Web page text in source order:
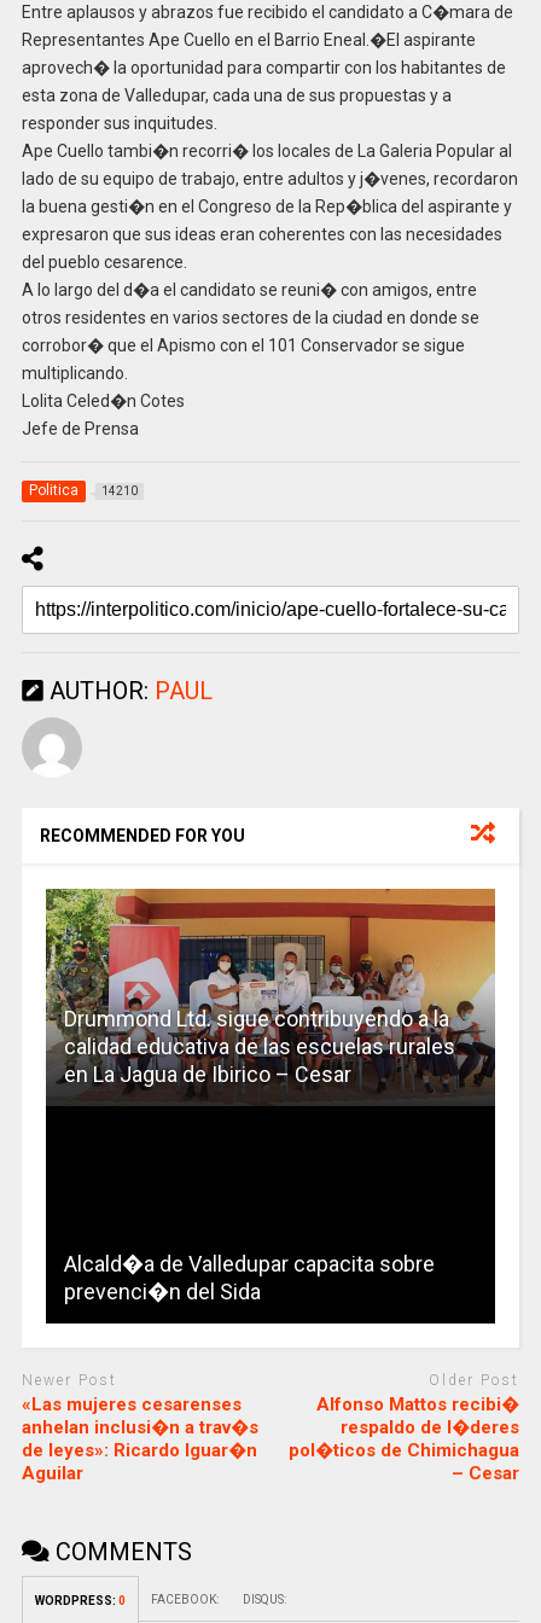
Entre aplausos y abrazos fue recibido el candidato a C�mara de
Representantes Ape Cuello en el Barrio Eneal.�El aspirante
aprovech� la oportunidad para compartir con los habitantes de
esta zona de Valledupar, cada una de sus propuestas y a
responder sus inquitudes.
Ape Cuello tambi�n recorri� los locales de La Galeria Popular al
lado de su equipo de trabajo, entre adultos y j�venes, recordaron
la buena gesti�n en el Congreso de la Rep�blica del aspirante y
expresaron que sus ideas eran coherentes con las necesidades
del pueblo cesarence.
A lo largo del d�a el candidato se reuni� con amigos, entre
otros residentes en varios sectores de la ciudad en donde se
corrobor� que el Apismo con el 101 Conservador se sigue
multiplicando.
Lolita Celed�n Cotes
Jefe de Prensa
Politica 14210
AUTHOR: PAUL
RECOMMENDED FOR YOU
Drummond Ltd. sigue contribuyendo a la
calidad educativa de las escuelas rurales
en La Jagua de Ibirico – Cesar
Alcald�a de Valledupar capacita sobre
prevenci�n del Sida
Newer Post
«Las mujeres cesarenses
anhelan inclusi�n a trav�s
de leyes»: Ricardo Iguar�n
Aguilar
Older Post
Alfonso Mattos recibi�
respaldo de l�deres
pol�ticos de Chimichagua
– Cesar
COMMENTS
WORDPRESS: 0 FACEBOOK: DISQUS: